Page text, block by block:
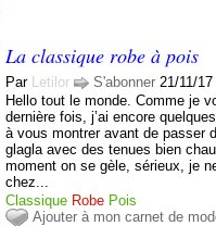
La classique robe à pois
Par Letilor S'abonner 21/11/17
Hello tout le monde. Comme je
dernière fois, j’ai encore
à vous montrer avant de passer
glagla avec des tenues bien
moment on se gèle, sérieux, je
chez...
Classique Robe Pois
Ajouter à mon carnet de